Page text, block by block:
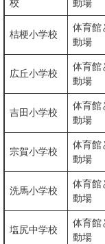
校
動場
桔梗小学校
体育館
動場
広丘小学校
体育館
動場
吉田小学校
体育館
動場
宗賀小学校
体育館
動場
洗馬小学校
体育館
動場
塩尻中学校
体育館
動場